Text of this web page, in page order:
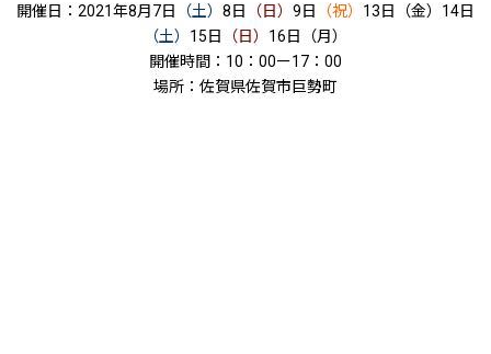
開催日：2021年8月7日
（土） 8日 （日） 9日 （祝） 13日 （金） 14日
（土） 15日 （日） 16日
（月）
開催時間：10：00ー17：00
場所：佐賀県佐賀市巨勢町